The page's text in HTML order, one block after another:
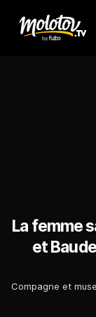
La femme
et